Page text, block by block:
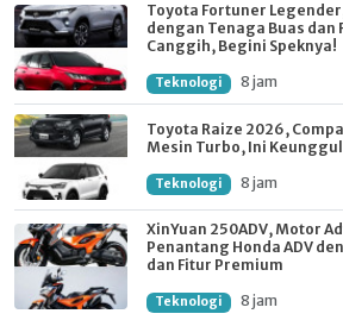
Toyota Fortuner
dengan Tenaga Buas dan
Canggih, Begini Speknya!
Teknologi 8 jam
Toyota Raize 2026,
Mesin Turbo, Ini
Teknologi 8 jam
XinYuan 250ADV, Motor
Penantang Honda ADV
dan Fitur Premium
Teknologi 8 jam